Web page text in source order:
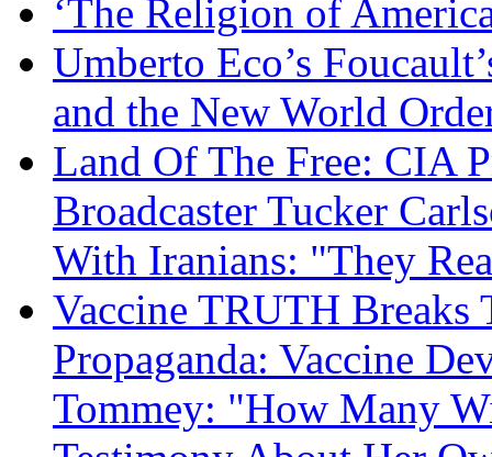
‘The Religion of
Umberto Eco’s
and the New World
Land Of The Free: CIA
Broadcaster Tucker
With Iranians: "They
Vaccine TRUTH
Propaganda: Vaccine
Tommey: "How Many